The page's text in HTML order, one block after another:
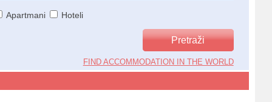
Apartmani Hoteli
FIND ACCOMMODATION IN THE WORLD